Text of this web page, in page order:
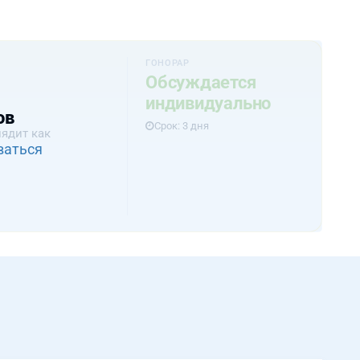
как
ГОНОРАР
Обсуждается
индивидуально
Срок: 3 дня